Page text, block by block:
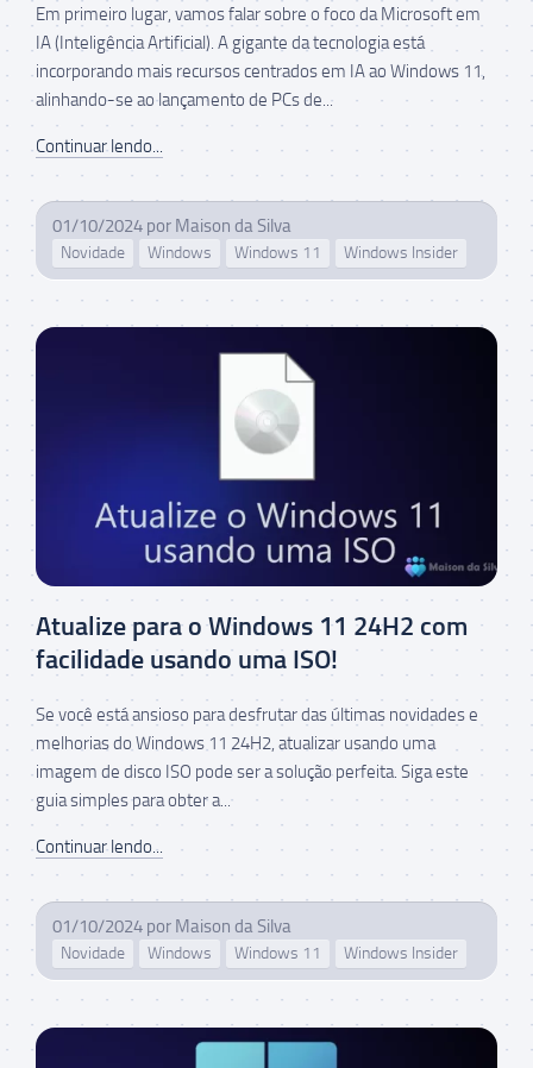
Em primeiro lugar, vamos falar sobre o foco da Microsoft em
IA (Inteligência Artificial). A gigante da tecnologia está
incorporando mais recursos centrados em IA ao Windows 11,
alinhando-se ao lançamento de PCs de...
Continuar lendo...
01/10/2024 por Maison da Silva
Novidade Windows Windows 11 Windows Insider
Atualize para o Windows 11 24H2 com
facilidade usando uma ISO!
Se você está ansioso para desfrutar das últimas novidades e
melhorias do Windows 11 24H2, atualizar usando uma
imagem de disco ISO pode ser a solução perfeita. Siga este
guia simples para obter a...
Continuar lendo...
01/10/2024 por Maison da Silva
Novidade Windows Windows 11 Windows Insider